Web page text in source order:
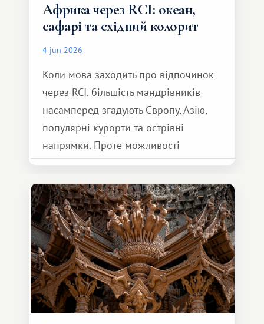
Африка через RCI: океан,
сафарі та східний колорит
4 jun 2026
Коли мова заходить про відпочинок
через RCI, більшість мандрівників
насамперед згадують Європу, Азію,
популярні курорти та острівні
напрямки. Проте можливості
обмінної системи значно ширші.
Серед них є і Африка – континент,
який здатний подарувати зовсім
інший формат подорожі.